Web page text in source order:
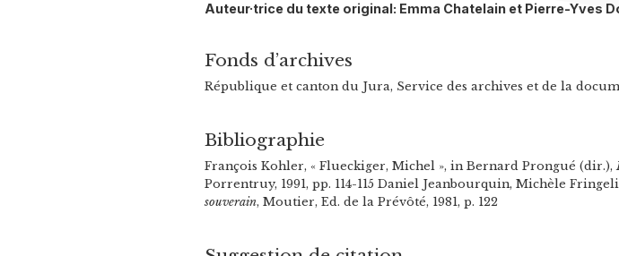
Auteur·trice du texte original: Emma Chatelain et Pierre-Yves
Fonds d’archives
République et canton du Jura, Service des archives et de la
Bibliographie
François Kohler, « Flueckiger, Michel », in Bernard Prongué (dir.),
Porrentruy, 1991, pp. 114-115 Daniel Jeanbourquin, Michèle
souverain, Moutier, Ed. de la Prévôté, 1981, p. 122